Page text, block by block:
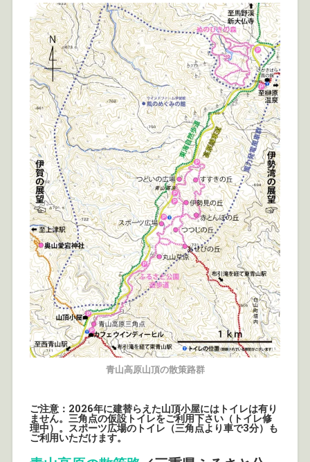
青山高原山頂の散策路群
ご注意：2026年に建替らえた山頂小屋にはトイレは有り
ません。三角点の仮設トイレをご利用下さい（トイレ修
理中）。スポーツ広場のトイレ（三角点より車で3分）も
ご利用いただけます。